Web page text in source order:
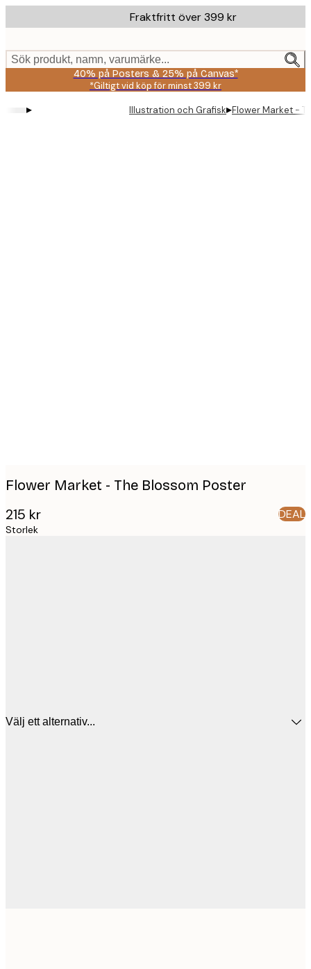
to
content.
Fraktfritt över 399 kr
Sök produkt, namn, varumärke...
40% på Posters & 25% på Canvas*
*Giltigt vid köp för minst 399 kr
▸ Illustration och Grafisk▸Flower Market -
Flower Market - The Blossom Poster
215 kr DEAL
Storlek
Välj ett alternativ...